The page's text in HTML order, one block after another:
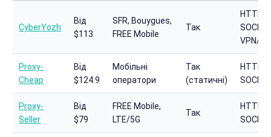
CyberYozh
Від
$113
SFR, Bouygues,
FREE Mobile
Так
HTTP,
VPN/
Proxy-
Cheap
Від
$124.9
Мобільні
оператори
Так
(статичні)
HTTP,
Proxy-
Seller
Від
$79
FREE Mobile,
LTE/5G
Так
HTTPS,